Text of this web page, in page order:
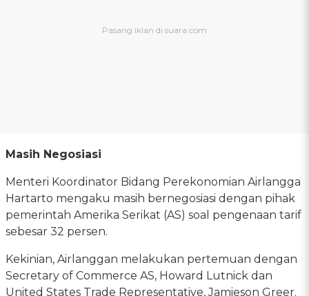
Masih Negosiasi
Menteri Koordinator Bidang Perekonomian Airlangga
Hartarto mengaku masih bernegosiasi dengan pihak
pemerintah Amerika Serikat (AS) soal pengenaan tarif
sebesar 32 persen.
Kekinian, Airlanggan melakukan pertemuan dengan
Secretary of Commerce AS, Howard Lutnick dan
United States Trade Representative, Jamieson Greer.